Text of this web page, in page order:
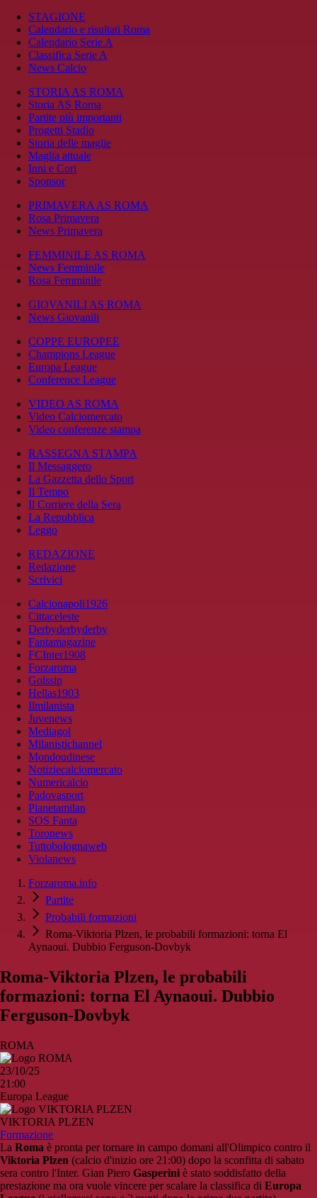
STAGIONE
Calendario e risultati Roma
Calendario Serie A
Classifica Serie A
News Calcio
STORIA AS ROMA
Storia AS Roma
Partite più importanti
Progetti Stadio
Storia delle maglie
Maglia attuale
Inni e Cori
Sponsor
PRIMAVERA AS ROMA
Rosa Primavera
News Primavera
FEMMINILE AS ROMA
News Femminile
Rosa Femminile
GIOVANILI AS ROMA
News Giovanili
COPPE EUROPEE
Champions League
Europa League
Conference League
VIDEO AS ROMA
Video Calciomercato
Video conferenze stampa
RASSEGNA STAMPA
Il Messaggero
La Gazzetta dello Sport
Il Tempo
Il Corriere della Sera
La Repubblica
Leggo
REDAZIONE
Redazione
Scrivici
Calcionapoli1926
Cittaceleste
Derbyderbyderby
Fantamagazine
FCInter1908
Forzaroma
Golssip
Hellas1903
Ilmilanista
Juvenews
Mediagol
Milanistichannel
Mondoudinese
Notiziecalciomercato
Numericalcio
Padovasport
Pianetamilan
SOS Fanta
Toronews
Tuttobolognaweb
Violanews
Forzaroma.info
Partite
Probabili formazioni
Roma-Viktoria Plzen, le probabili formazioni: torna El
Aynaoui. Dubbio Ferguson-Dovbyk
Roma-Viktoria Plzen, le probabili
formazioni: torna El Aynaoui. Dubbio
Ferguson-Dovbyk
ROMA
23/10/25
21:00
Europa League
VIKTORIA PLZEN
Formazione
La Roma è pronta per tornare in campo domani all'Olimpico contro il
Viktoria Plzen (calcio d'inizio ore 21:00) dopo la sconfitta di sabato
sera contro l'Inter. Gian Piero Gasperini è stato soddisfatto della
prestazione ma ora vuole vincere per scalare la classifica di Europa